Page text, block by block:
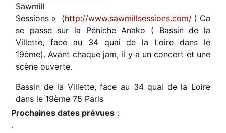
Sawmill
Sessions » (http://www.sawmillsessions.com/) Ca
se passe sur la Péniche Anako ( Bassin de la
Villette, face au 34 quai de la Loire dans le
19ème). Avant chaque jam, il y a un concert et une
scène ouverte.
Bassin de la Villette, face au 34 quai de la Loire
dans le 19ème 75 Paris
Prochaines dates prévues :
.